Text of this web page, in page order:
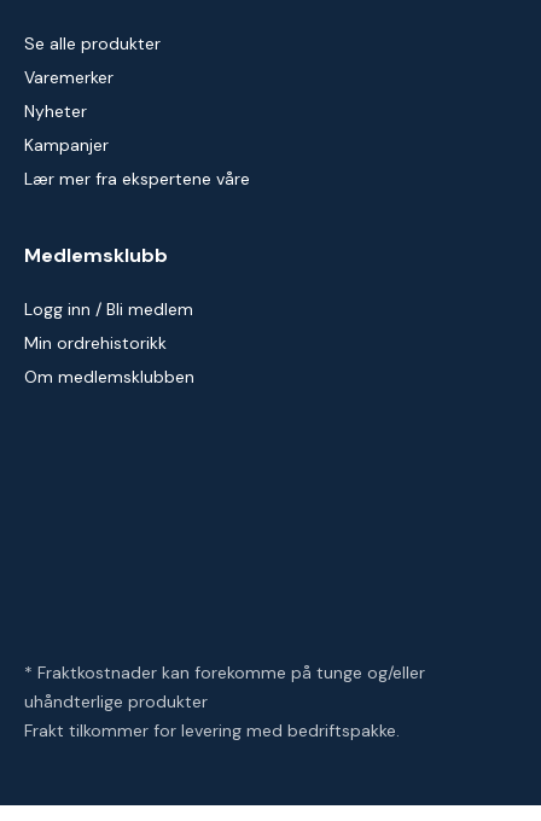
Se alle produkter
Varemerker
Nyheter
Kampanjer
Lær mer fra ekspertene våre
Medlemsklubb
Logg inn / Bli medlem
Min ordrehistorikk
Om medlemsklubben
* Fraktkostnader kan forekomme på tunge og/eller
uhåndterlige produkter
Frakt tilkommer for levering med bedriftspakke.